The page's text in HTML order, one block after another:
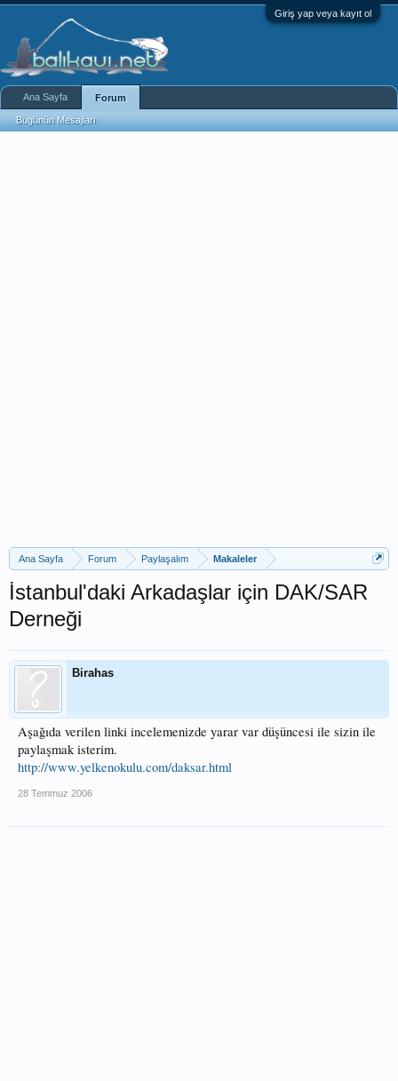
Giriş yap veya kayıt ol
Ana Sayfa Forum Paylaşalım Makaleler
İstanbul'daki Arkadaşlar için DAK/SAR
Derneği
Birahas
Aşağıda verilen linki incelemenizde yarar var düşüncesi ile sizin ile
paylaşmak isterim.
http://www.yelkenokulu.com/daksar.html
28 Temmuz 2006
Ana Sayfa Forum
Bugünün Mesajları